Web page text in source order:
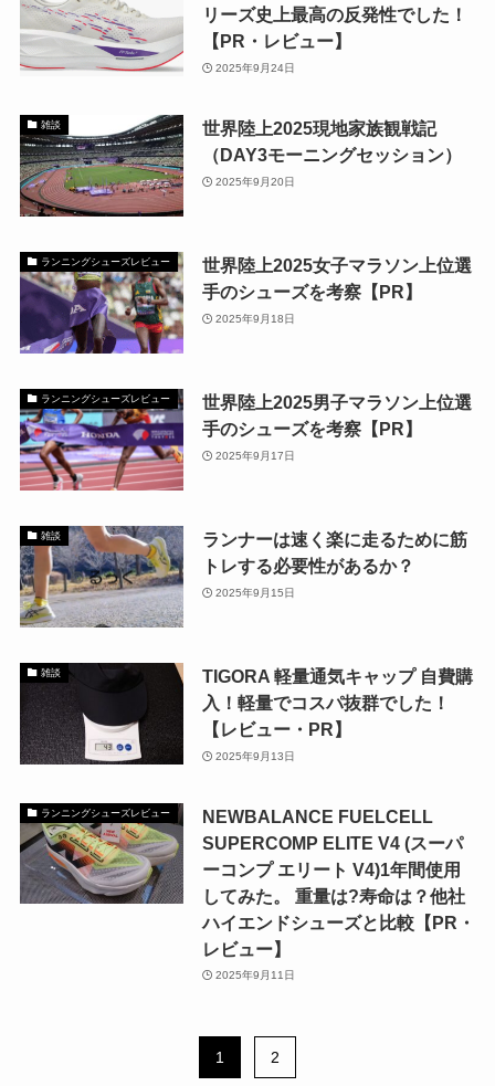
リーズ史上最高の反発性でした！
【PR・レビュー】
2025年9月24日
雑談
世界陸上2025現地家族観戦記
（DAY3モーニングセッション）
2025年9月20日
ランニングシューズレビュー
世界陸上2025女子マラソン上位選
手のシューズを考察【PR】
2025年9月18日
ランニングシューズレビュー
世界陸上2025男子マラソン上位選
手のシューズを考察【PR】
2025年9月17日
雑談
ランナーは速く楽に走るために筋
トレする必要性があるか？
2025年9月15日
雑談
TIGORA 軽量通気キャップ 自費購
入！軽量でコスパ抜群でした！
【レビュー・PR】
2025年9月13日
ランニングシューズレビュー
NEWBALANCE FUELCELL
SUPERCOMP ELITE V4 (スーパ
ーコンプ エリート V4)1年間使用
してみた。 重量は?寿命は？他社
ハイエンドシューズと比較【PR・
レビュー】
2025年9月11日
1 2